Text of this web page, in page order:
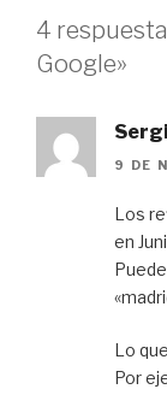
4
Google»
9 DE
Los
en
Lo
Por